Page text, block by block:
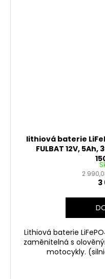
lithiová baterie
FULBAT 12V,
2
3
Lithiová baterie
zaměnitelná s
motocykly.